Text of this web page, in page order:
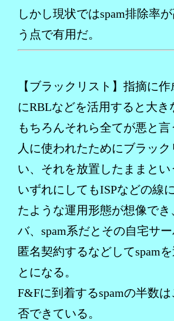
しかし現状ではspam排除率
う点で有用だ。
【ブラックリスト】指摘に
にRBLなどを活用すると大
もちろんそれら全てが悪と
人に使われたためにブラッ
い、それを放置したままと
いずれにしてもISPなどの線
たような運用形態が想像で
バ、spam系だとその自宅サ
匿名契約するなどしてspam
とになる。
F&Fに到着するspamの半数
否できている。